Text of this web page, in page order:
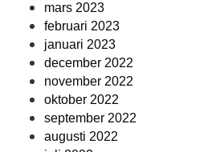
mars 2023
februari 2023
januari 2023
december 2022
november 2022
oktober 2022
september 2022
augusti 2022